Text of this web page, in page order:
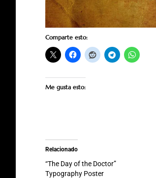
Comparte esto:
Me gusta esto:
Relacionado
“The Day of the Doctor”
Typography Poster